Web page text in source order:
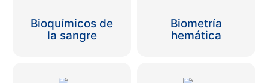
Bioquímicos de
la sangre
Biometría
hemática